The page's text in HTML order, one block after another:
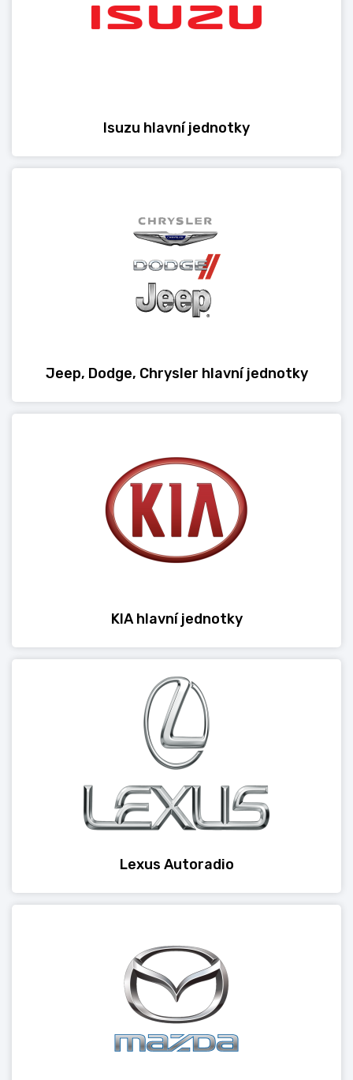
Isuzu hlavní jednotky
Jeep, Dodge, Chrysler hlavní jednotky
KIA hlavní jednotky
Lexus Autoradio